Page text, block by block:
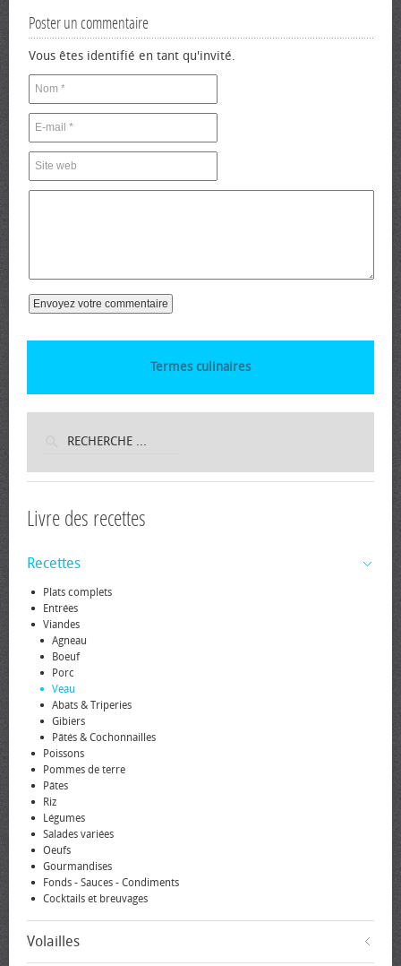
Poster un commentaire
Vous êtes identifié en tant qu'invité.
Termes culinaires
Livre des recettes
Recettes
Plats complets
Entrées
Viandes
Agneau
Boeuf
Porc
Veau
Abats & Triperies
Gibiers
Pâtés & Cochonnailles
Poissons
Pommes de terre
Pâtes
Riz
Légumes
Salades variées
Oeufs
Gourmandises
Fonds - Sauces - Condiments
Cocktails et breuvages
Volailles